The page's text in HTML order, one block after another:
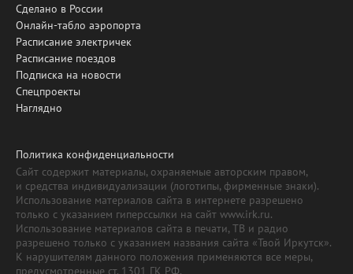
Сделано в России
Онлайн-табло аэропорта
Расписание электричек
Расписание поездов
Подписка на новости
Спецпроекты
Наглядно
Политика конфиденциальности
Сайт содержит материалы, охраняемые авторским правом,
и средства индивидуализации (логотипы, фирменные знаки).
Использование материалов сайта в интернете разрешено
только с указанием гиперссылки на сайт www.irk.ru.
Использование материалов сайта в печати, ТВ и радио
разрешено только с указанием названия сайта «Твой Иркутск».
К нарушителям данного положения применяются все меры,
предусмотренные ст. 1301 ГК РФ.